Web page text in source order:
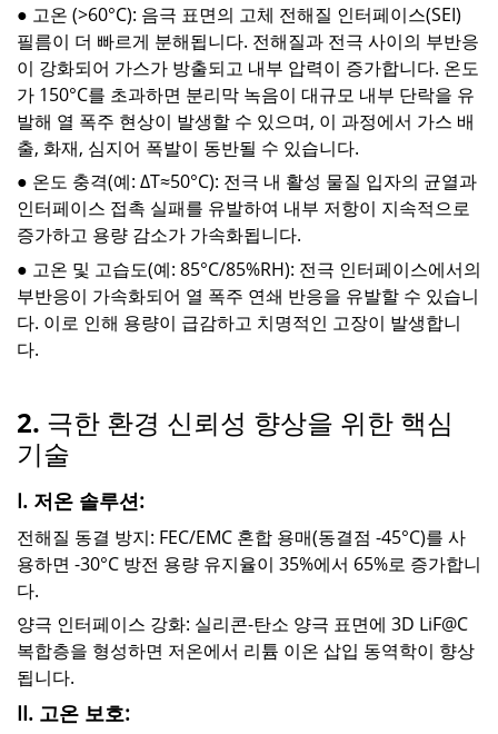
● 고온 (>60°C): 음극 표면의 고체 전해질 인터페이스(SEI)
필름이 더 빠르게 분해됩니다. 전해질과 전극 사이의 부반응
이 강화되어 가스가 방출되고 내부 압력이 증가합니다. 온도
가 150°C를 초과하면 분리막 녹음이 대규모 내부 단락을 유
발해 열 폭주 현상이 발생할 수 있으며, 이 과정에서 가스 배
출, 화재, 심지어 폭발이 동반될 수 있습니다.
● 온도 충격(예: ΔT≈50°C): 전극 내 활성 물질 입자의 균열과
인터페이스 접촉 실패를 유발하여 내부 저항이 지속적으로
증가하고 용량 감소가 가속화됩니다.
● 고온 및 고습도(예: 85°C/85%RH): 전극 인터페이스에서의
부반응이 가속화되어 열 폭주 연쇄 반응을 유발할 수 있습니
다. 이로 인해 용량이 급감하고 치명적인 고장이 발생합니
다.
2. 극한 환경 신뢰성 향상을 위한 핵심
기술
I. 저온 솔루션:
전해질 동결 방지: FEC/EMC 혼합 용매(동결점 -45°C)를 사
용하면 -30°C 방전 용량 유지율이 35%에서 65%로 증가합니
다.
양극 인터페이스 강화: 실리콘-탄소 양극 표면에 3D LiF@C
복합층을 형성하면 저온에서 리튬 이온 삽입 동역학이 향상
됩니다.
II. 고온 보호: